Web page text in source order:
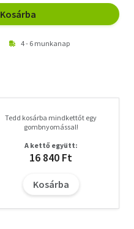
Kosárba
4 - 6 munkanap
Tedd kosárba mindkettőt egy
gombnyomással!
A kettő együtt:
16 840 Ft
Kosárba